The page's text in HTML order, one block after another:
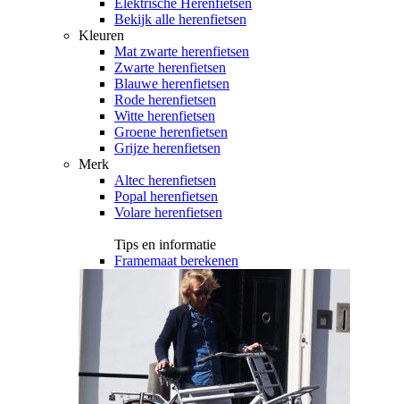
Elektrische Herenfietsen
Bekijk alle herenfietsen
Kleuren
Mat zwarte herenfietsen
Zwarte herenfietsen
Blauwe herenfietsen
Rode herenfietsen
Witte herenfietsen
Groene herenfietsen
Grijze herenfietsen
Merk
Altec herenfietsen
Popal herenfietsen
Volare herenfietsen
Tips en informatie
Framemaat berekenen